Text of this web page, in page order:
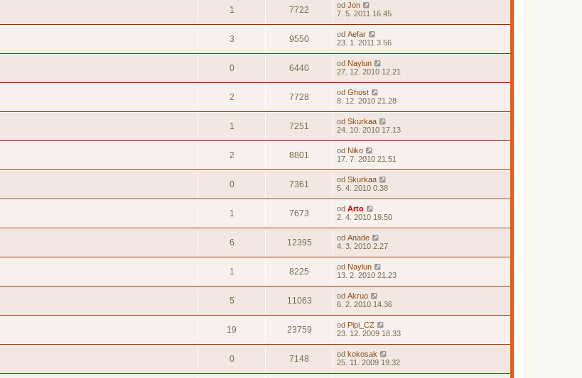
1 7722 od Jon
7. 5. 2011 16.45
3 9550 od Aefar
23. 1. 2011 3.56
0 6440 od Naylun
27. 12. 2010 12.21
2 7728 od Ghost
8. 12. 2010 21.28
1 7251 od Skurkaa
24. 10. 2010 17.13
2 8801 od Niko
17. 7. 2010 21.51
0 7361 od Skurkaa
5. 4. 2010 0.38
1 7673 od Arto
2. 4. 2010 19.50
6 12395 od Anade
4. 3. 2010 2.27
1 8225 od Naylun
13. 2. 2010 21.23
5 11063 od Akruo
6. 2. 2010 14.36
19 23759 od Pipi_CZ
23. 12. 2009 18.33
0 7148 od kokosak
25. 11. 2009 19.32